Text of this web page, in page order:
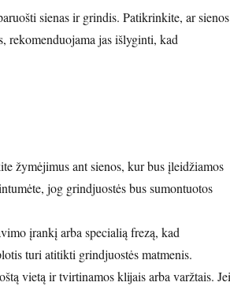
sienas ir grindis. Patikrinkite, ar sienos
rekomenduojama jas išlyginti, kad
žymėjimus ant sienos, kur bus įleidžiamos
jog grindjuostės bus sumontuotos
įrankį arba specialią frezą, kad
turi atitikti grindjuostės matmenis.
vietą ir tvirtinamos klijais arba varžtais. Jei